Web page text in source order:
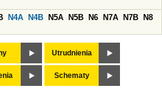
N4A N4B N5A N5B N6 N7A N7B
N8
Utrudnienia
Schematy